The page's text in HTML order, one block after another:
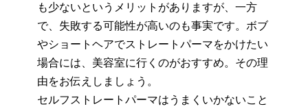
も少ないというメリットがありますが、一方
で、失敗する可能性が高いのも事実です。ボブ
やショートヘアでストレートパーマをかけたい
場合には、美容室に行くのがおすすめ。その理
由をお伝えしましょう。
セルフストレートパーマはうまくいかないこと